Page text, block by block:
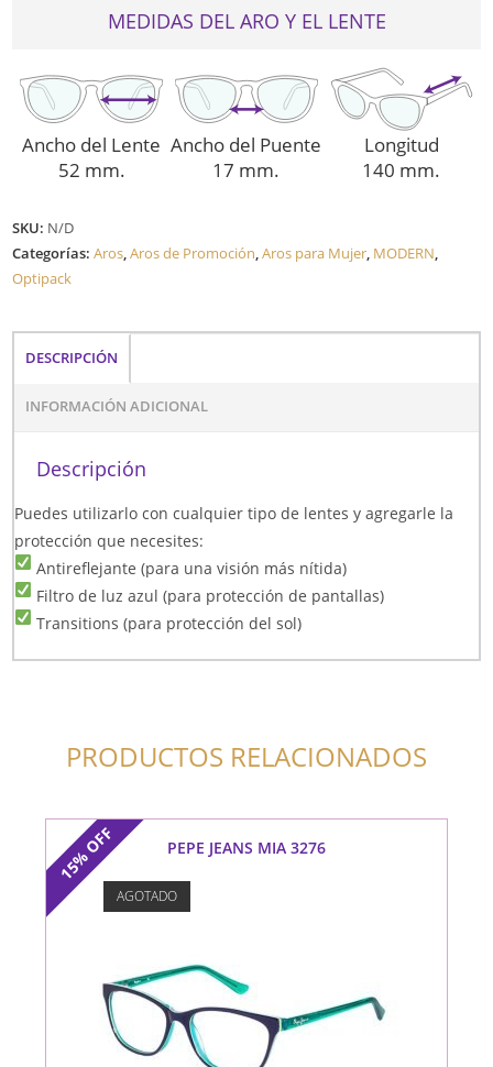
MEDIDAS DEL ARO Y EL LENTE
Ancho del Lente
52 mm.
Ancho del Puente
17 mm.
Longitud
140 mm.
SKU: N/D
Categorías:Aros,Aros de Promoción,Aros para Mujer, MODERN,
Optipack
DESCRIPCIÓN
INFORMACIÓN ADICIONAL
Descripción
Puedes utilizarlo con cualquier tipo de lentes y agregarle la
protección que necesites:
Antireflejante (para una visión más nítida)
Filtro de luz azul (para protección de pantallas)
Transitions (para protección del sol)
PRODUCTOS RELACIONADOS
15%
OFF PEPE JEANS MIA 3276
AGOTADO